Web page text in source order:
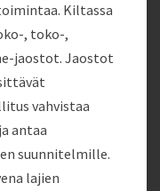
Kiltassa
, toko-,
jaostot. Jaostot
vahvistaa
antaa
suunnitelmille.
lajien